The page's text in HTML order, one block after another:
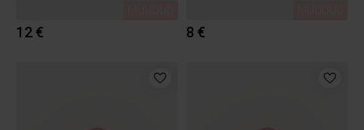
12 € 8 €